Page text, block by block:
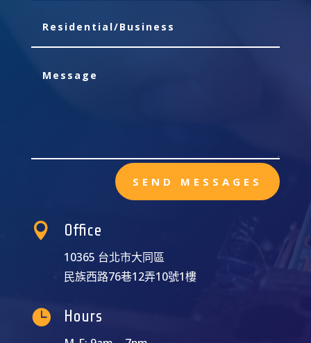
SEND MESSAGES
 Office
10365 台北市大同區
民族西路76巷12弄10號1樓
 Hours